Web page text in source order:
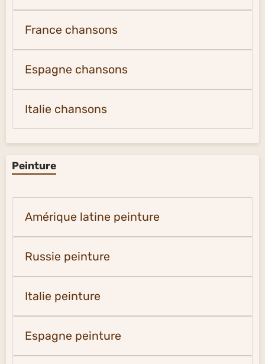
France chansons
Espagne chansons
Italie chansons
Peinture
Amérique latine peinture
Russie peinture
Italie peinture
Espagne peinture